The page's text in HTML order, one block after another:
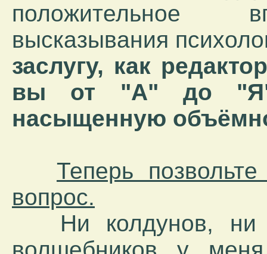
положительное
высказывания
заслугу, как
вы от "А" до "Я"
насыщенную
Теперь
вопрос.
Ни колдунов, ни